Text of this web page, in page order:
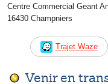
Centre Commercial Geant
16430 Champniers
Trajet Waze
Venir en